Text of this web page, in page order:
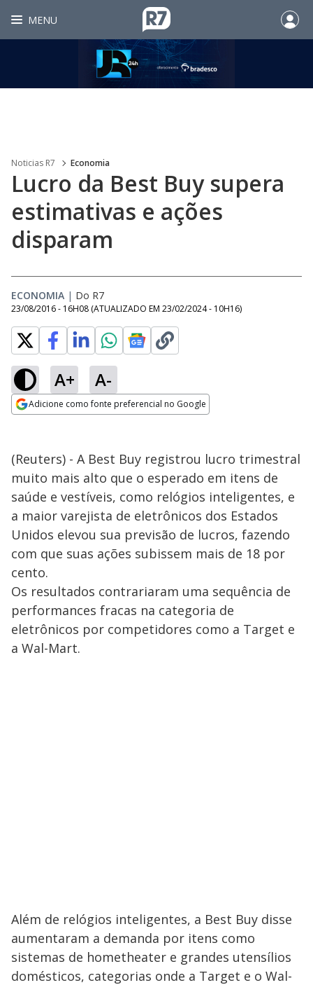
MENU
Noticias R7 Economia
Lucro da Best Buy supera
estimativas e ações
disparam
ECONOMIA | Do R7
23/08/2016 - 16H08 (ATUALIZADO EM 23/02/2024 - 10H16)
A+ A-
Adicione como fonte preferencial no Google
(Reuters) - A Best Buy registrou lucro trimestral
muito mais alto que o esperado em itens de
saúde e vestíveis, como relógios inteligentes, e
a maior varejista de eletrônicos dos Estados
Unidos elevou sua previsão de lucros, fazendo
com que suas ações subissem mais de 18 por
cento.
Os resultados contrariaram uma sequência de
performances fracas na categoria de
eletrônicos por competidores como a Target e
a Wal-Mart.
Além de relógios inteligentes, a Best Buy disse
aumentaram a demanda por itens como
sistemas de hometheater e grandes utensílios
domésticos, categorias onde a Target e o Wal-